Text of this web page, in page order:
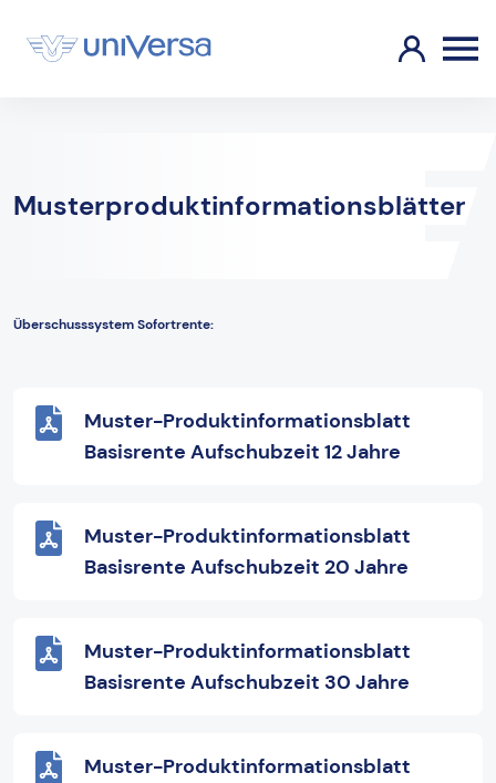
Musterproduktinformationsblätter
Überschusssystem Sofortrente:
Muster-Produktinformationsblatt
Basisrente Aufschubzeit 12 Jahre
Muster-Produktinformationsblatt
Basisrente Aufschubzeit 20 Jahre
Muster-Produktinformationsblatt
Basisrente Aufschubzeit 30 Jahre
Muster-Produktinformationsblatt